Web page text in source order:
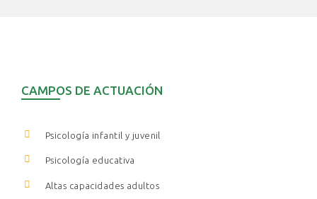
CAMPOS DE ACTUACIÓN
Psicología infantil y juvenil
Psicología educativa
Altas capacidades adultos